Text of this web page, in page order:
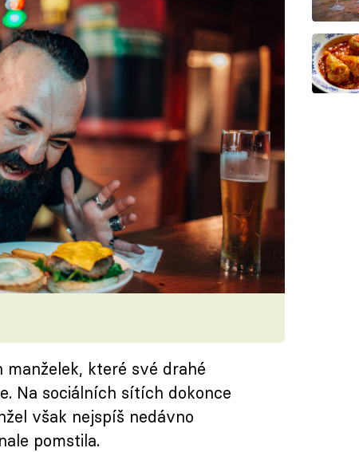
manželek, které své drahé
Na sociálních sítích dokonce
však nejspíš nedávno
pomstila.